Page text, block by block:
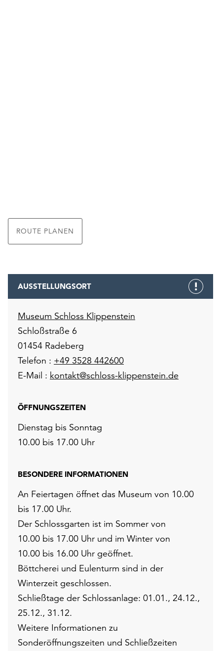
ROUTE PLANEN
AUSSTELLUNGSORT
Museum Schloss Klippenstein
Schloßstraße 6
01454 Radeberg
Telefon : +49 3528 442600
E-Mail : kontakt@schloss-klippenstein.de
ÖFFNUNGSZEITEN
Dienstag bis Sonntag
10.00 bis 17.00 Uhr
BESONDERE INFORMATIONEN
An Feiertagen öffnet das Museum von 10.00
bis 17.00 Uhr.
Der Schlossgarten ist im Sommer von
10.00 bis 17.00 Uhr und im Winter von
10.00 bis 16.00 Uhr geöffnet.
Böttcherei und Eulenturm sind in der
Winterzeit geschlossen.
Schließtage der Schlossanlage: 01.01., 24.12.,
25.12., 31.12.
Weitere Informationen zu
Sonderöffnungszeiten und Schließzeiten